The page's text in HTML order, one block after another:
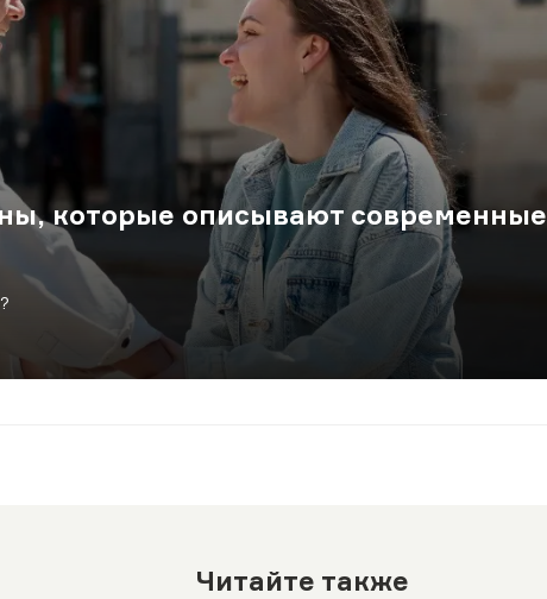
которые описывают современные
Читайте также